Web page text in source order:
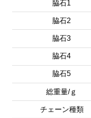
脇石1
脇石2
脇石3
脇石4
脇石5
総重量/ｇ
チェーン種類